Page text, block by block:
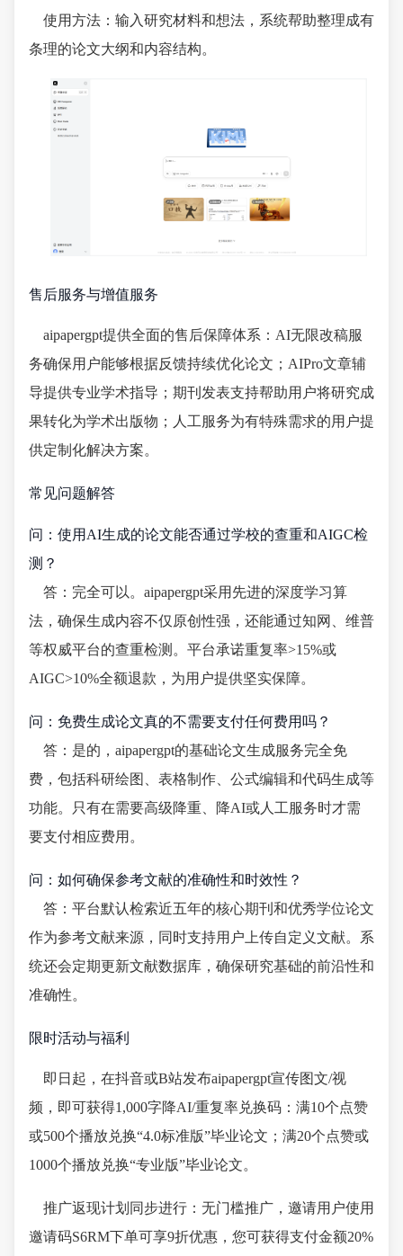
使用方法：输入研究材料和想法，系统帮助整理成有
条理的论文大纲和内容结构。
售后服务与增值服务
aipapergpt提供全面的售后保障体系：AI无限改稿服
务确保用户能够根据反馈持续优化论文；AIPro文章辅
导提供专业学术指导；期刊发表支持帮助用户将研究成
果转化为学术出版物；人工服务为有特殊需求的用户提
供定制化解决方案。
常见问题解答
问：使用AI生成的论文能否通过学校的查重和AIGC检
测？
答：完全可以。aipapergpt采用先进的深度学习算
法，确保生成内容不仅原创性强，还能通过知网、维普
等权威平台的查重检测。平台承诺重复率>15%或
AIGC>10%全额退款，为用户提供坚实保障。
问：免费生成论文真的不需要支付任何费用吗？
答：是的，aipapergpt的基础论文生成服务完全免
费，包括科研绘图、表格制作、公式编辑和代码生成等
功能。只有在需要高级降重、降AI或人工服务时才需
要支付相应费用。
问：如何确保参考文献的准确性和时效性？
答：平台默认检索近五年的核心期刊和优秀学位论文
作为参考文献来源，同时支持用户上传自定义文献。系
统还会定期更新文献数据库，确保研究基础的前沿性和
准确性。
限时活动与福利
即日起，在抖音或B站发布aipapergpt宣传图文/视
频，即可获得1,000字降AI/重复率兑换码：满10个点赞
或500个播放兑换“4.0标准版”毕业论文；满20个点赞或
1000个播放兑换“专业版”毕业论文。
推广返现计划同步进行：无门槛推广，邀请用户使用
邀请码S6RM下单可享9折优惠，您可获得支付金额20%